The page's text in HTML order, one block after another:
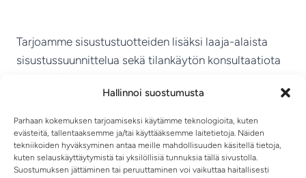
Hallinnoi suostumusta
Parhaan kokemuksen tarjoamiseksi käytämme teknologioita, kuten
evästeitä, tallentaaksemme ja/tai käyttääksemme laitetietoja. Näiden
tekniikoiden hyväksyminen antaa meille mahdollisuuden käsitellä tietoja,
kuten selauskäyttäytymistä tai yksilöllisiä tunnuksia tällä sivustolla.
Suostumuksen jättäminen tai peruuttaminen voi vaikuttaa haitallisesti
Tarjoamme sisustustuotteiden lisäksi laaja-alaista
sisustussuunnittelua sekä tilankäytön konsultaatiota
MIKKELIN VITRIINI KY